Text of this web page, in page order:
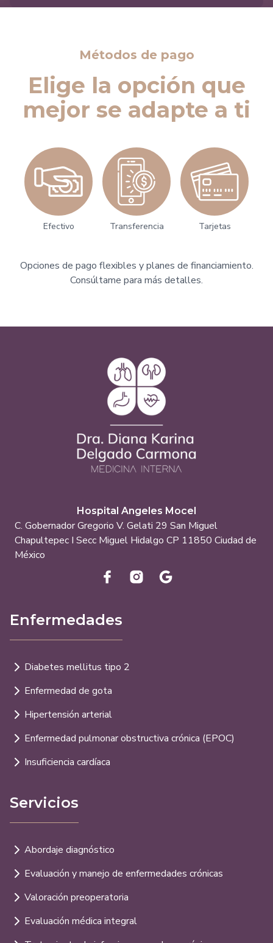
Métodos de pago
Elige la opción que
mejor se adapte a ti
Efectivo Transferencia Tarjetas
Opciones de pago flexibles y planes de financiamiento.
Consúltame para más detalles.
Hospital Angeles Mocel
C. Gobernador Gregorio V. Gelati 29 San Miguel
Chapultepec I Secc Miguel Hidalgo CP 11850 Ciudad de
México
Enfermedades
Diabetes mellitus tipo 2
Enfermedad de gota
Hipertensión arterial
Enfermedad pulmonar obstructiva crónica (EPOC)
Insuficiencia cardíaca
Servicios
Abordaje diagnóstico
Evaluación y manejo de enfermedades crónicas
Valoración preoperatoria
Evaluación médica integral